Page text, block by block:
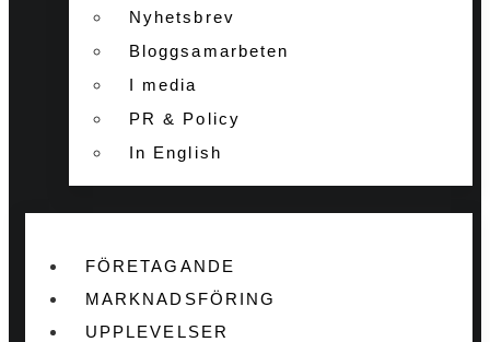
Nyhetsbrev
Bloggsamarbeten
I media
PR & Policy
In English
FÖRETAGANDE
MARKNADSFÖRING
UPPLEVELSER